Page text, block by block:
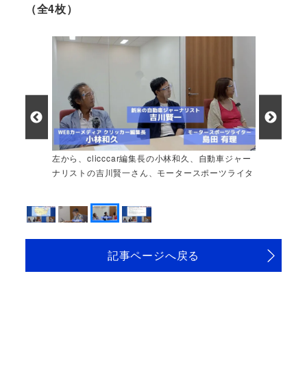
（全4枚）
左から、clicccar編集長の小林和久、自動車ジャー
ナリストの吉川賢一さん、モータースポーツライタ
記事ページへ戻る